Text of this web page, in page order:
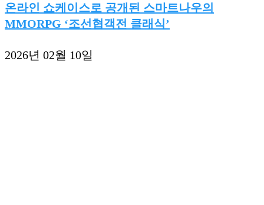
온라인 쇼케이스로 공개된 스마트나우의
MMORPG ‘조선협객전 클래식’
2026년 02월 10일